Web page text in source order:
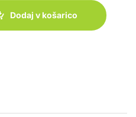
Dodaj v košarico